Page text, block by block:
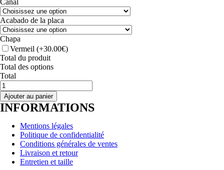
Canal
Acabado de la placa
Chapa
Vermeil (+30.00€)
Total du produit
Total des options
Total
quantité
de
COLGANTE
-
Cadena
Confidencias
Ajouter au panier
INFORMATIONS
Mentions légales
Politique de confidentialité
Conditions générales de ventes
Livraison et retour
Entretien et taille